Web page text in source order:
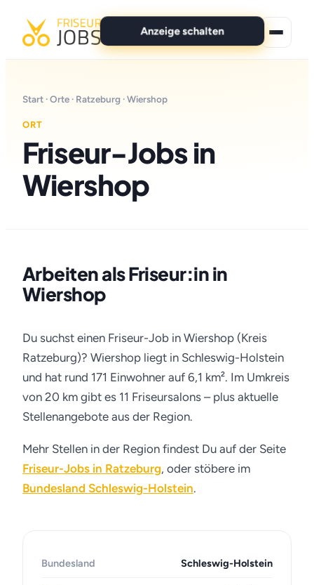
Anzeige schalten
Für Bewerber
Marken
Start ·Orte · Ratzeburg · Wiershop
ORT
Friseur-Jobs in
Wiershop
Arbeiten als Friseur:in in
Wiershop
Du suchst einen Friseur-Job in Wiershop (Kreis
Ratzeburg)? Wiershop liegt in Schleswig-Holstein
und hat rund 171 Einwohner auf 6,1 km². Im Umkreis
von 20 km gibt es 11 Friseursalons – plus aktuelle
Stellenangebote aus der Region.
Mehr Stellen in der Region findest Du auf der Seite
Friseur-Jobs in Ratzeburg, oder stöbere im
Bundesland Schleswig-Holstein.
Bundesland Schleswig-Holstein